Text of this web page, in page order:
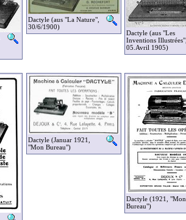
Dactyle (aus "La Nature",
30/6/1900)
Dactyle (aus "Les
Inventions Illustrées",
05.Avril 1905)
Dactyle (Januar 1921,
"Mon Bureau")
Dactyle (1921, "Mon
Bureau")